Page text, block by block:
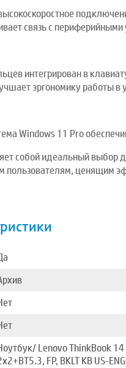
связь с
интегрирован в
эргономику работы
Windows 11 Pro
собой идеальный
ценящим
Lenovo ThinkBook 14
FP, BKLT KB US-